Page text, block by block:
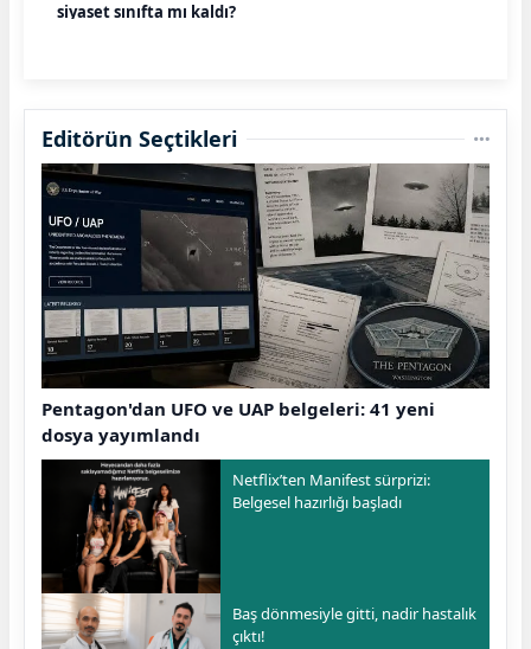
siyaset sınıfta mı kaldı?
Editörün Seçtikleri
Pentagon'dan UFO ve UAP belgeleri: 41 yeni
dosya yayımlandı
Netflix’ten Manifest sürprizi:
Belgesel hazırlığı başladı
Baş dönmesiyle gitti, nadir hastalık
çıktı!